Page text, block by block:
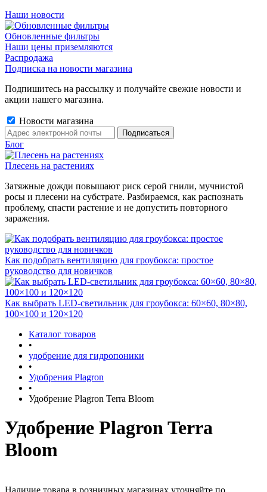
Наши новости
Обновленные фильтры
Наши цены приземляются
Распродажа
Подписка на новости магазина
Подпишитесь на рассылку и получайте свежие новости и
акции нашего магазина.
Новости магазина
Блог
Плесень на растениях
Затяжные дожди повышают риск серой гнили, мучнистой
росы и плесени на субстрате. Разбираемся, как распознать
проблему, спасти растение и не допустить повторного
заражения.
Как подобрать вентиляцию для гроубокса: простое
руководство для новичков
Как выбрать LED-светильник для гроубокса: 60×60, 80×80,
100×100 и 120×120
Каталог товаров
•
удобрение для гидропоники
•
Удобрения Plagron
•
Удобрение Plagron Terra Bloom
Удобрение Plagron Terra
Bloom
Наличие товара в розничных магазинах уточняйте по